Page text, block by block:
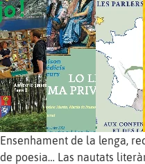
Ensenhament de la lenga,
de poesia… Las nautats